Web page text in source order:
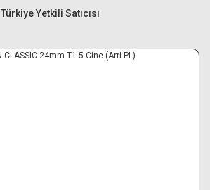
Türkiye Yetkili Satıcısı